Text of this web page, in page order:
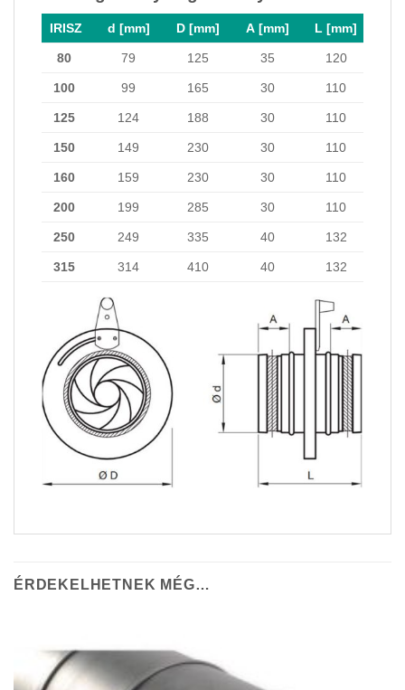
80 79 125 35 120
100 99 165 30 110
125 124 188 30 110
150 149 230 30 110
160 159 230 30 110
200 199 285 30 110
250 249 335 40 132
315 314 410 40 132
IRISZ d [mm] D [mm] A [mm] L [mm]
ÉRDEKELHETNEK MÉG…